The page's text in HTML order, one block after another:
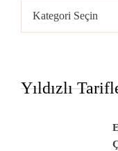
Yöntemleri
Yıldızlı